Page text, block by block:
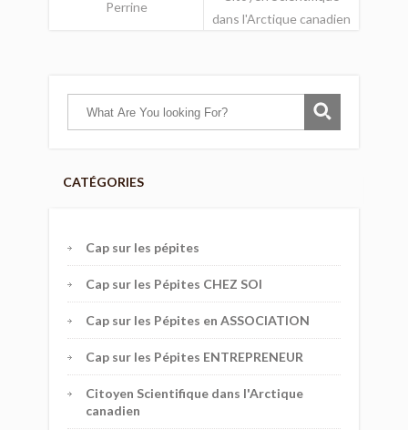
Perrine
dans l'Arctique canadien
CATÉGORIES
Cap sur les pépites
Cap sur les Pépites CHEZ SOI
Cap sur les Pépites en ASSOCIATION
Cap sur les Pépites ENTREPRENEUR
Citoyen Scientifique dans l'Arctique
canadien